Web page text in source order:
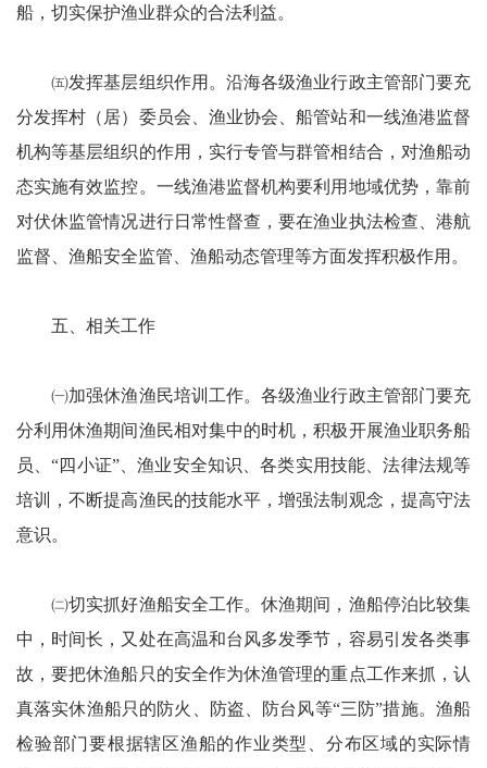
船，切实保护渔业群众的合法利益。
㈤发挥基层组织作用。沿海各级渔业行政主管部门要充
分发挥村（居）委员会、渔业协会、船管站和一线渔港监督
机构等基层组织的作用，实行专管与群管相结合，对渔船动
态实施有效监控。一线渔港监督机构要利用地域优势，靠前
对伏休监管情况进行日常性督查，要在渔业执法检查、港航
监督、渔船安全监管、渔船动态管理等方面发挥积极作用。
五、相关工作
㈠加强休渔渔民培训工作。各级渔业行政主管部门要充
分利用休渔期间渔民相对集中的时机，积极开展渔业职务船
员、“四小证”、渔业安全知识、各类实用技能、法律法规等
培训，不断提高渔民的技能水平，增强法制观念，提高守法
意识。
㈡切实抓好渔船安全工作。休渔期间，渔船停泊比较集
中，时间长，又处在高温和台风多发季节，容易引发各类事
故，要把休渔船只的安全作为休渔管理的重点工作来抓，认
真落实休渔船只的防火、防盗、防台风等“三防”措施。渔船
检验部门要根据辖区渔船的作业类型、分布区域的实际情